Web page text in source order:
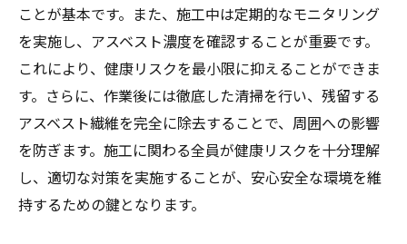
ことが基本です。また、施工中は定期的なモニタリング
を実施し、アスベスト濃度を確認することが重要です。
これにより、健康リスクを最小限に抑えることができま
す。さらに、作業後には徹底した清掃を行い、残留する
アスベスト繊維を完全に除去することで、周囲への影響
を防ぎます。施工に関わる全員が健康リスクを十分理解
し、適切な対策を実施することが、安心安全な環境を維
持するための鍵となります。